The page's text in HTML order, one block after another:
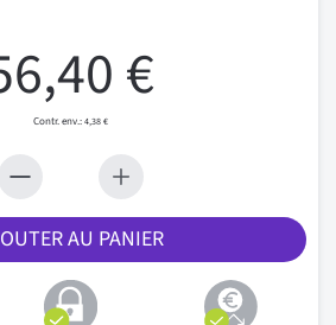
€
4,38 €
AU PANIER